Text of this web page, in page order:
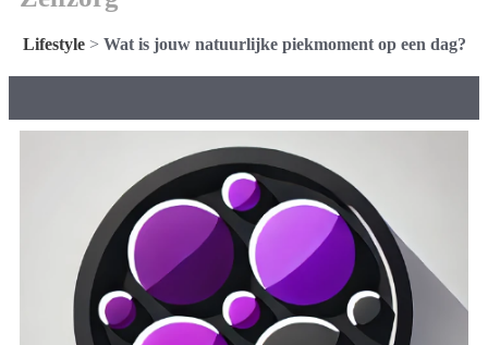
Lifestyle> Wat is jouw natuurlijke piekmoment op een dag?